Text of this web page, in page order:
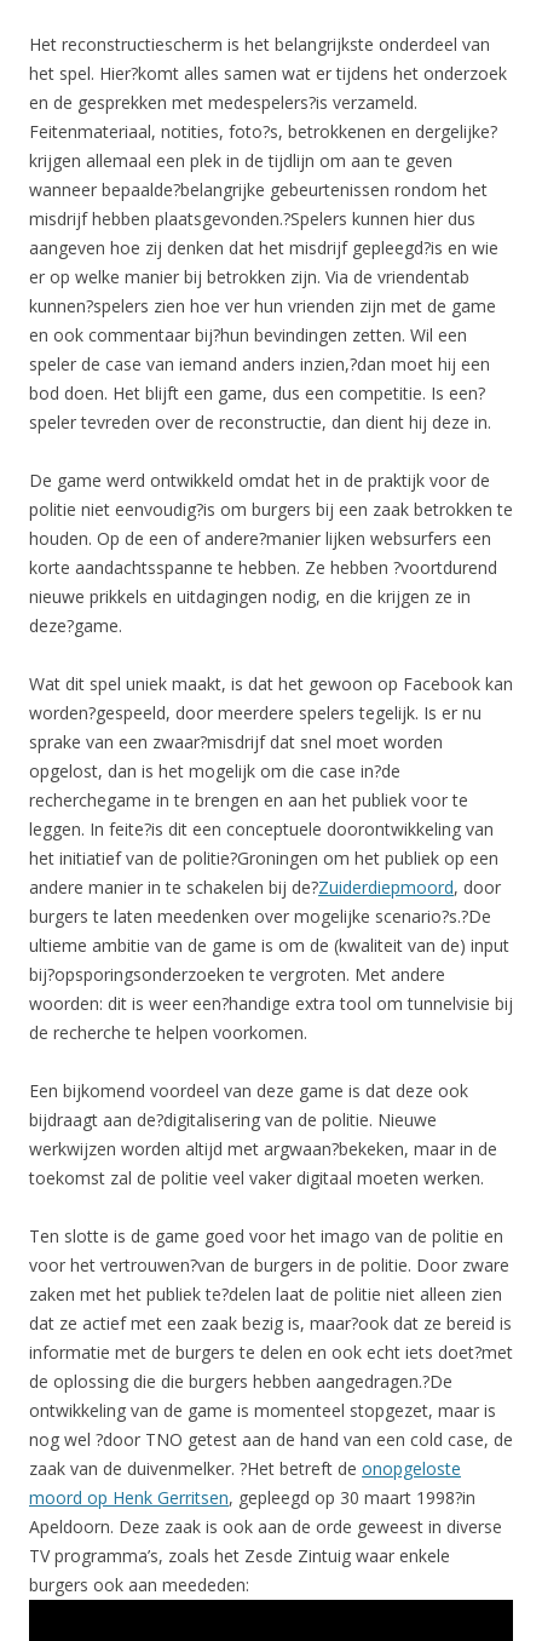
Het reconstructiescherm is het belangrijkste onderdeel van
het spel. Hier?komt alles samen wat er tijdens het onderzoek
en de gesprekken met medespelers?is verzameld.
Feitenmateriaal, notities, foto?s, betrokkenen en dergelijke?
krijgen allemaal een plek in de tijdlijn om aan te geven
wanneer bepaalde?belangrijke gebeurtenissen rondom het
misdrijf hebben plaatsgevonden.?Spelers kunnen hier dus
aangeven hoe zij denken dat het misdrijf gepleegd?is en wie
er op welke manier bij betrokken zijn. Via de vriendentab
kunnen?spelers zien hoe ver hun vrienden zijn met de game
en ook commentaar bij?hun bevindingen zetten. Wil een
speler de case van iemand anders inzien,?dan moet hij een
bod doen. Het blijft een game, dus een competitie. Is een?
speler tevreden over de reconstructie, dan dient hij deze in.
De game werd ontwikkeld omdat het in de praktijk voor de
politie niet eenvoudig?is om burgers bij een zaak betrokken te
houden. Op de een of andere?manier lijken websurfers een
korte aandachtsspanne te hebben. Ze hebben ?voortdurend
nieuwe prikkels en uitdagingen nodig, en die krijgen ze in
deze?game.
Wat dit spel uniek maakt, is dat het gewoon op Facebook kan
worden?gespeeld, door meerdere spelers tegelijk. Is er nu
sprake van een zwaar?misdrijf dat snel moet worden
opgelost, dan is het mogelijk om die case in?de
recherchegame in te brengen en aan het publiek voor te
leggen. In feite?is dit een conceptuele doorontwikkeling van
het initiatief van de politie?Groningen om het publiek op een
andere manier in te schakelen bij de?Zuiderdiepmoord, door
burgers te laten meedenken over mogelijke scenario?s.?De
ultieme ambitie van de game is om de (kwaliteit van de) input
bij?opsporingsonderzoeken te vergroten. Met andere
woorden: dit is weer een?handige extra tool om tunnelvisie bij
de recherche te helpen voorkomen.
Een bijkomend voordeel van deze game is dat deze ook
bijdraagt aan de?digitalisering van de politie. Nieuwe
werkwijzen worden altijd met argwaan?bekeken, maar in de
toekomst zal de politie veel vaker digitaal moeten werken.
Ten slotte is de game goed voor het imago van de politie en
voor het vertrouwen?van de burgers in de politie. Door zware
zaken met het publiek te?delen laat de politie niet alleen zien
dat ze actief met een zaak bezig is, maar?ook dat ze bereid is
informatie met de burgers te delen en ook echt iets doet?met
de oplossing die die burgers hebben aangedragen.?De
ontwikkeling van de game is momenteel stopgezet, maar is
nog wel ?door TNO getest aan de hand van een cold case, de
zaak van de duivenmelker. ?Het betreft de onopgeloste
moord op Henk Gerritsen, gepleegd op 30 maart 1998?in
Apeldoorn. Deze zaak is ook aan de orde geweest in diverse
TV programma’s, zoals het Zesde Zintuig waar enkele
burgers ook aan meededen: